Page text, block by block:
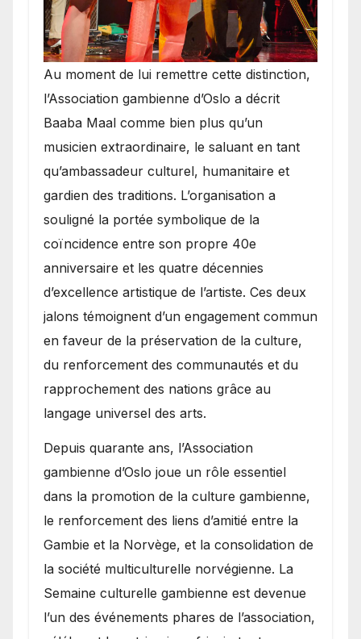
​Au moment de lui remettre cette distinction,
l’Association gambienne d’Oslo a décrit
Baaba Maal comme bien plus qu’un
musicien extraordinaire, le saluant en tant
qu’ambassadeur culturel, humanitaire et
gardien des traditions. L’organisation a
souligné la portée symbolique de la
coïncidence entre son propre 40e
anniversaire et les quatre décennies
d’excellence artistique de l’artiste. Ces deux
jalons témoignent d’un engagement commun
en faveur de la préservation de la culture,
du renforcement des communautés et du
rapprochement des nations grâce au
langage universel des arts.
​Depuis quarante ans, l’Association
gambienne d’Oslo joue un rôle essentiel
dans la promotion de la culture gambienne,
le renforcement des liens d’amitié entre la
Gambie et la Norvège, et la consolidation de
la société multiculturelle norvégienne. La
Semaine culturelle gambienne est devenue
l’un des événements phares de l’association,